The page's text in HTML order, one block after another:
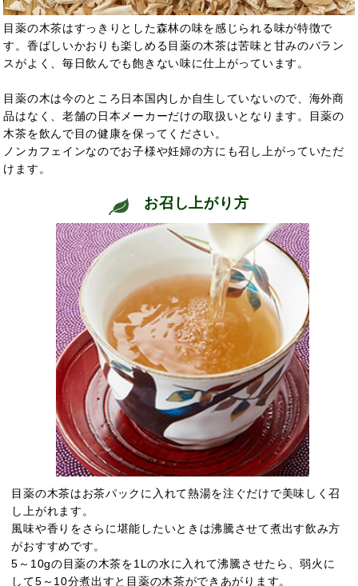
目薬の木茶はすっきりとした森林の味を感じられる味が特徴で
す。香ばしいかおりも楽しめる目薬の木茶は苦味と甘みのバラン
スがよく、毎日飲んでも飽きない味に仕上がっています。
目薬の木は今のところ日本国内しか自生していないので、海外商
品はなく、老舗の日本メーカーだけの取扱いとなります。目薬の
木茶を飲んで目の健康を保ってください。
ノンカフェインなのでお子様や妊婦の方にも召し上がっていただ
けます。
お召し上がり方
目薬の木茶はお茶パックに入れて熱湯を注ぐだけで美味しく召
し上がれます。
風味や香りをさらに堪能したいときは沸騰させて煮出す飲み方
がおすすめです。
5～10gの目薬の木茶を1Lの水に入れて沸騰させたら、弱火に
して5～10分煮出すと目薬の木茶ができあがります。